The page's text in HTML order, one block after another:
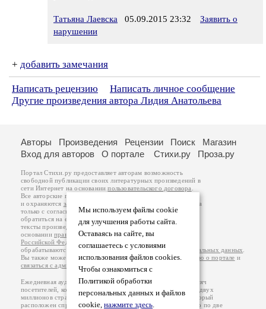
Татьяна Лаевска 05.09.2015 23:32
Заявить о
нарушении
+ добавить замечания
Написать рецензию
Написать личное сообщение
Другие произведения автора Лидия Анатольева
Мы используем файлы cookie
для улучшения работы сайта.
Оставаясь на сайте, вы
соглашаетесь с условиями
использования файлов cookies.
Чтобы ознакомиться с
Политикой обработки
персональных данных и файлов
cookie, нажмите здесь.
Авторы Произведения Рецензии Поиск
Магазин
Вход для авторов
О портале Стихи.ру Проза.ру
Портал Стихи.ру предоставляет авторам возможность
свободной публикации своих литературных произведений в
сети Интернет на основаниипользовательского договора
Все авторские права на произведения принадлежат авторам
и охраняются законом
. Перепечатка произведений возможна
только с согласия его автора, к которому вы можете
обратиться на его авторской странице. Ответственность за
тексты произведений авторы несут самостоятельно на
основанииправил публикацииизаконодательства
Российской Федерации
обрабатываются на основанииПолитики обработки персональных данных
Вы также можете посмотреть более подробнуюинформацию о портале и
связаться с администрацией
Ежедневная аудитория портала Стихи.ру – порядка 200 тысяч
посетителей, которые в общей сумме просматривают более двух
миллионов страниц по данным счетчика посещаемости, который
расположен справа от этого текста. В каждой графе указано по две